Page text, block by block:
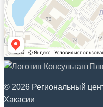
© 2026 Региональный
Хакасии